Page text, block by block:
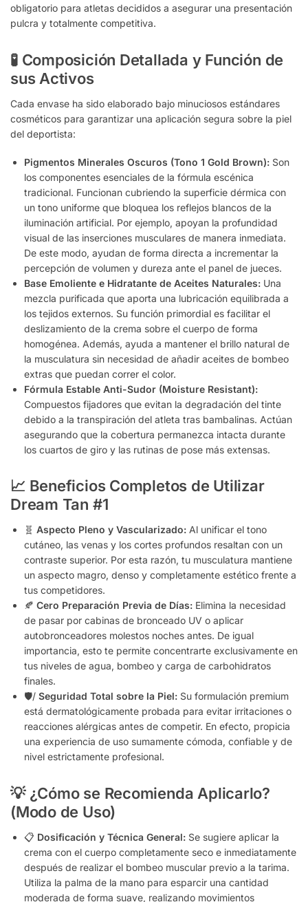
obligatorio para atletas decididos a asegurar una presentación
pulcra y totalmente competitiva.
🧪 Composición Detallada y Función de
sus Activos
Cada envase ha sido elaborado bajo minuciosos estándares
cosméticos para garantizar una aplicación segura sobre la piel
del deportista:
Pigmentos Minerales Oscuros (Tono 1 Gold Brown): Son
los componentes esenciales de la fórmula escénica
tradicional. Funcionan cubriendo la superficie dérmica con
un tono uniforme que bloquea los reflejos blancos de la
iluminación artificial. Por ejemplo, apoyan la profundidad
visual de las inserciones musculares de manera inmediata.
De este modo, ayudan de forma directa a incrementar la
percepción de volumen y dureza ante el panel de jueces.
Base Emoliente e Hidratante de Aceites Naturales: Una
mezcla purificada que aporta una lubricación equilibrada a
los tejidos externos. Su función primordial es facilitar el
deslizamiento de la crema sobre el cuerpo de forma
homogénea. Además, ayuda a mantener el brillo natural de
la musculatura sin necesidad de añadir aceites de bombeo
extras que puedan correr el color.
Fórmula Estable Anti-Sudor (Moisture Resistant):
Compuestos fijadores que evitan la degradación del tinte
debido a la transpiración del atleta tras bambalinas. Actúan
asegurando que la cobertura permanezca intacta durante
los cuartos de giro y las rutinas de pose más extensas.
📈 Beneficios Completos de Utilizar
Dream Tan #1
🧬 Aspecto Pleno y Vascularizado: Al unificar el tono
cutáneo, las venas y los cortes profundos resaltan con un
contraste superior. Por esta razón, tu musculatura mantiene
un aspecto magro, denso y completamente estético frente a
tus competidores.
🍂 Cero Preparación Previa de Días: Elimina la necesidad
de pasar por cabinas de bronceado UV o aplicar
autobronceadores molestos noches antes. De igual
importancia, esto te permite concentrarte exclusivamente en
tus niveles de agua, bombeo y carga de carbohidratos
finales.
🛡/ Seguridad Total sobre la Piel: Su formulación premium
está dermatológicamente probada para evitar irritaciones o
reacciones alérgicas antes de competir. En efecto, propicia
una experiencia de uso sumamente cómoda, confiable y de
nivel estrictamente profesional.
💡 ¿Cómo se Recomienda Aplicarlo?
(Modo de Uso)
📋 Dosificación y Técnica General: Se sugiere aplicar la
crema con el cuerpo completamente seco e inmediatamente
después de realizar el bombeo muscular previo a la tarima.
Utiliza la palma de la mano para esparcir una cantidad
moderada de forma suave, realizando movimientos